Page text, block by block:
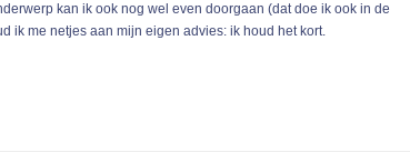
kan ik ook nog wel even doorgaan (dat doe ik ook in de
ik me netjes aan mijn eigen advies: ik houd het kort.